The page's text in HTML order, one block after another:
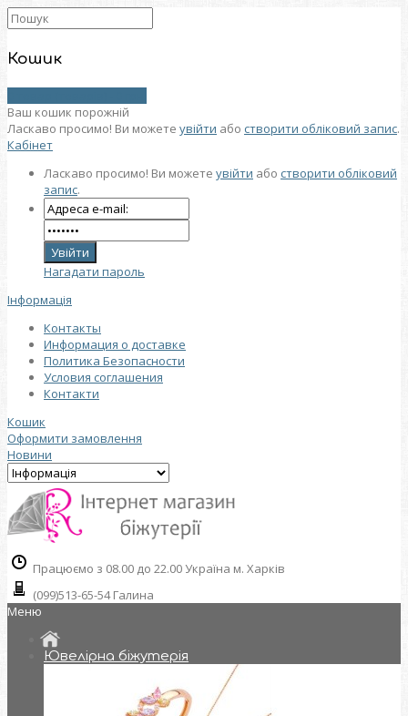
Кошик
Ваш кошик порожній
Ласкаво просимо! Ви можете увійти або створити обліковий запис.
Кабінет
Ласкаво просимо! Ви можете увійти або створити обліковий
запис.
Нагадати пароль
Інформація
Контакты
Информация о доставке
Политика Безопасности
Условия соглашения
Контакти
Кошик
Оформити замовлення
Новини
Працюємо з 08.00 до 22.00 Україна м. Харків
(099)513-65-54 Галина
Меню
Ювелірна біжутерія